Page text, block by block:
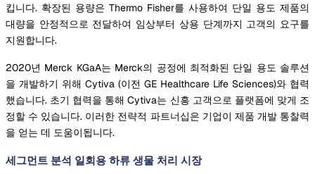
킵니다. 확장된 용량은 Thermo Fisher를 사용하여 단일 용도 제품의
대량을 안정적으로 전달하여 임상부터 상용 단계까지 고객의 요구를
지원합니다.
2020년 Merck KGaA는 Merck의 공정에 최적화된 단일 용도 솔루션
을 개발하기 위해 Cytiva (이전 GE Healthcare Life Sciences)와 협력
했습니다. 초기 협력을 통해 Cytiva는 신흥 고객으로 플랫폼에 맞게 조
정할 수 있습니다. 이러한 전략적 파트너십은 기업이 제품 개발 통찰력
을 얻는 데 도움이됩니다.
세그먼트 분석 일회용 하류 생물 처리 시장